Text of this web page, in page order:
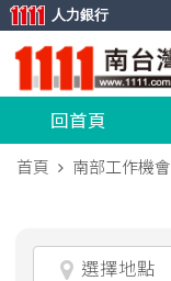
人力銀行
回首頁
首頁 南部工作機會